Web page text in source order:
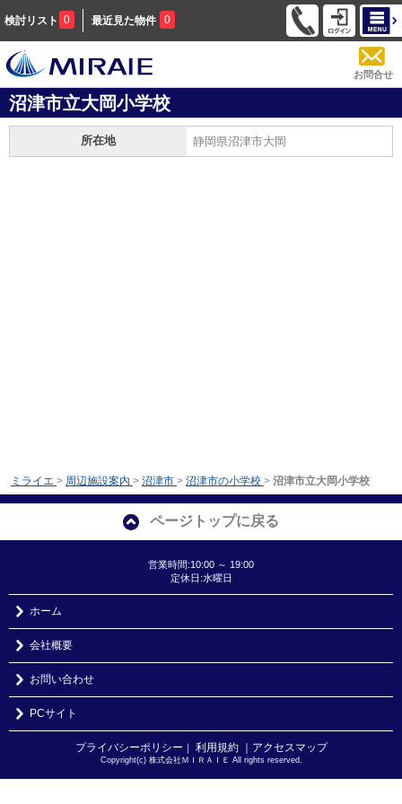
検討リスト 0 最近見た物件 0
お問合せ
沼津市立大岡小学校
所在地 静岡県沼津市大岡
ミライエ > 周辺施設案内 > 沼津市 > 沼津市の小学校 > 沼津市立大岡小学校
ページトップに戻る
営業時間:10:00 ～ 19:00
定休日:水曜日
ホーム
会社概要
お問い合わせ
PCサイト
プライバシーポリシー ｜ 利用規約 ｜アクセスマップ
Copyright(c) 株式会社ＭＩＲＡＩＥ All rights reserved.